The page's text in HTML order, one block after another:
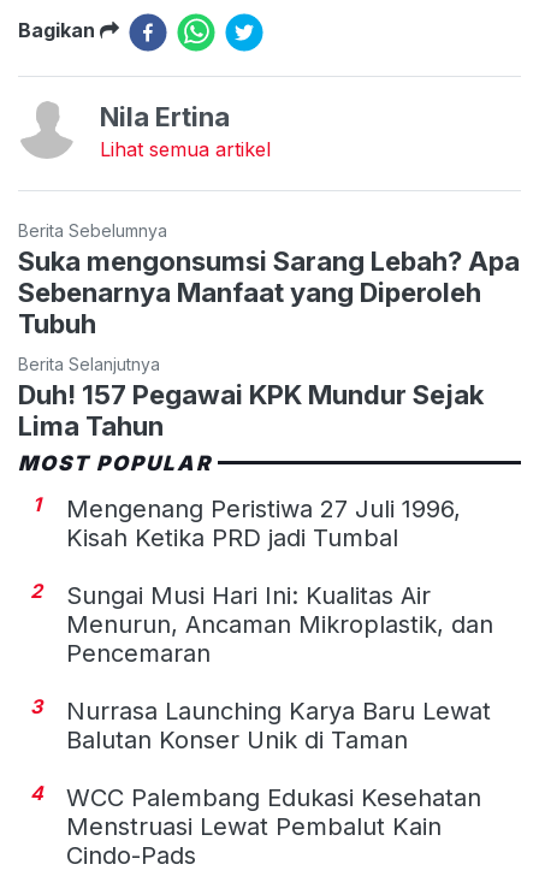
Bagikan
Nila Ertina
Lihat semua artikel
Berita Sebelumnya
Suka mengonsumsi Sarang Lebah? Apa
Sebenarnya Manfaat yang Diperoleh
Tubuh
Berita Selanjutnya
Duh! 157 Pegawai KPK Mundur Sejak
Lima Tahun
MOST POPULAR
1
Mengenang Peristiwa 27 Juli 1996,
Kisah Ketika PRD jadi Tumbal
2
Sungai Musi Hari Ini: Kualitas Air
Menurun, Ancaman Mikroplastik, dan
Pencemaran
3
Nurrasa Launching Karya Baru Lewat
Balutan Konser Unik di Taman
4
WCC Palembang Edukasi Kesehatan
Menstruasi Lewat Pembalut Kain
Cindo-Pads